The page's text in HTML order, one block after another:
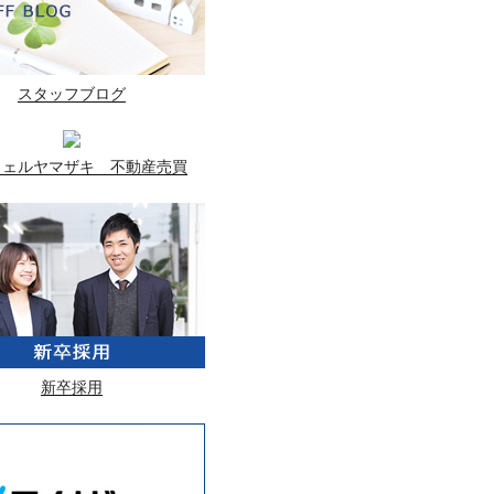
スタッフブログ
ェルヤマザキ 不動産売買
新卒採用